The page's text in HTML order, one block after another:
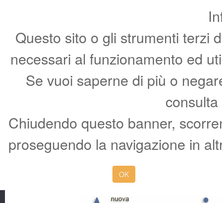
Questo sito o gli strumenti terzi
necessari al funzionamento ed
Se vuoi saperne di più o
Chiudendo questo banner,
proseguendo la navigazione in
OK